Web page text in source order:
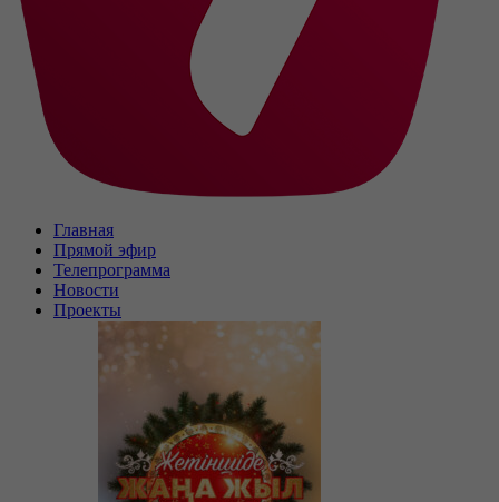
Главная
Прямой эфир
Телепрограмма
Новости
Проекты